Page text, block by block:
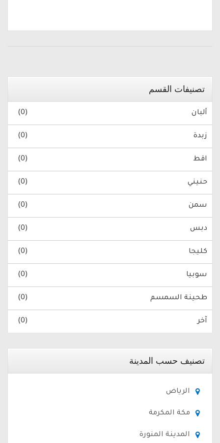
تصنيفات القسم
ألبان (0)
زبدة (0)
اقط (0)
حنيني (0)
سمن (0)
دبس (0)
كليجا (0)
سوبيا (0)
طحينة السمسم (0)
آخر (0)
تصنيف حسب المدينة
الرياض
مكة المكرمة
المدينة المنورة